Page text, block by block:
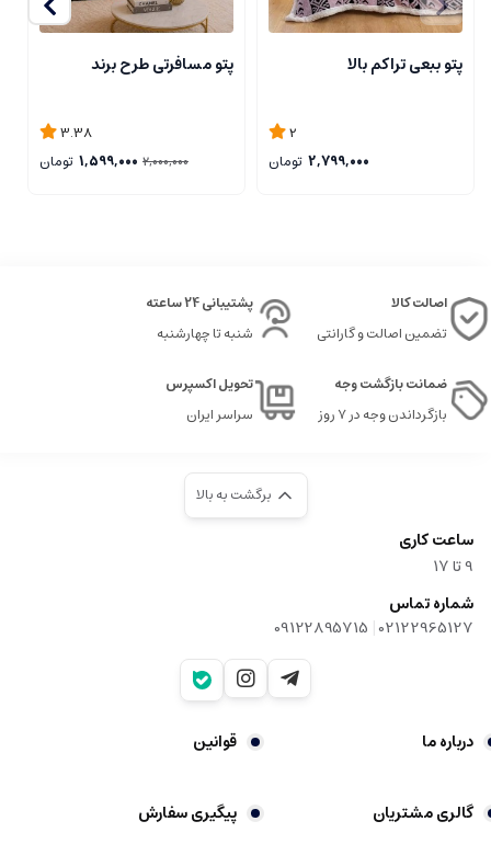
پتو ببعی تراکم بالا
2
2,799,000 تومان
پتو مسافرتی طرح برند
3.38
2,000,000
1,599,000 تومان
اصالت کالا
تضمین اصالت و گارانتی
پشتیبانی 24 ساعته
شنبه تا چهارشنبه
ضمانت بازگشت وجه
بازگرداندن وجه در ۷ روز
تحویل اکسپرس
سراسر ایران
برگشت به بالا
ساعت کاری
9‌ تا ۱۷
شماره تماس
02122965127
|
09122895715
درباره ما قوانین
گالری مشتریان پیگیری سفارش